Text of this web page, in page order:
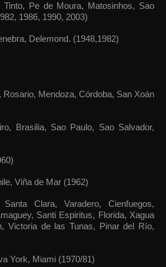
Pe de Moura, Matosinhos, Sao
1986, 1990, 2003)
Delemond. (1948,1982)
Rosario, Mendoza, Córdoba, San Xoán
Brasilia, Sao Paulo, Sao Salvador,
Viña de Mar (1962)
Clara, Varadero, Cienfuegos,
Santi Espiritus, Florida, Xagua
Victoria de las Tunas, Pinar del Río,
York, Miami (1970/81)